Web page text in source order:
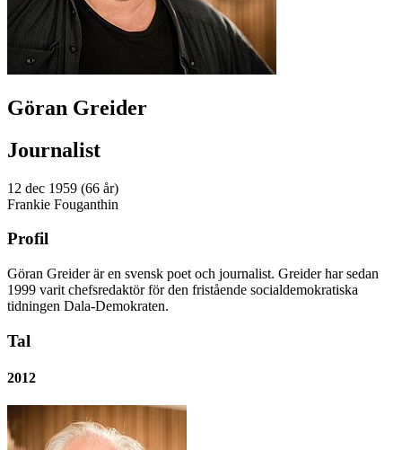
Göran Greider
Journalist
12 dec 1959 (66 år)
Frankie Fouganthin
Profil
Göran Greider är en svensk poet och journalist. Greider har sedan
1999 varit chefsredaktör för den fristående socialdemokratiska
tidningen Dala-Demokraten.
Tal
2012